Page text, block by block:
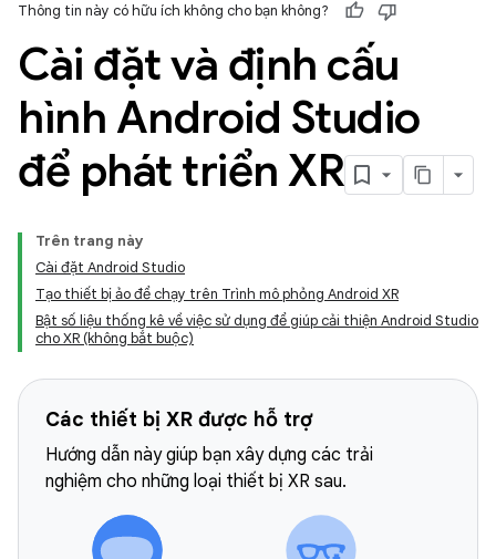
Thông tin này có hữu ích không cho bạn không?
Cài đặt và định cấu
hình Android Studio
để phát triển XR
Trên trang này
Cài đặt Android Studio
Tạo thiết bị ảo để chạy trên Trình mô phỏng Android XR
Bật số liệu thống kê về việc sử dụng để giúp cải thiện Android Studio
cho XR (không bắt buộc)
Các thiết bị XR được hỗ trợ
Hướng dẫn này giúp bạn xây dựng các trải
nghiệm cho những loại thiết bị XR sau.